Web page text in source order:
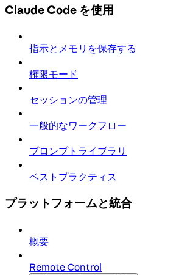
Claude Code を使用
指示とメモリを保存する
権限モード
セッションの管理
一般的なワークフロー
プロンプトライブラリ
ベストプラクティス
プラットフォームと統合
概要
Remote Control